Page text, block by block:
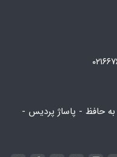
حافظ - پاساژ پردیس -